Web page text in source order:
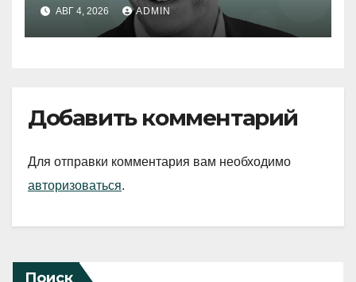
АВГ 4, 2026 ADMIN
Добавить комментарий
Для отправки комментария вам необходимо
авторизоваться.
Поиск